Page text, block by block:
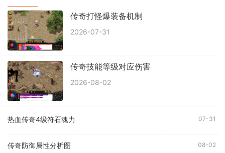
传奇打怪爆装备机制
2026-07-31
传奇技能等级对应伤害
2026-08-02
热血传奇4级符石魂力 07-31
传奇防御属性分析图 08-02